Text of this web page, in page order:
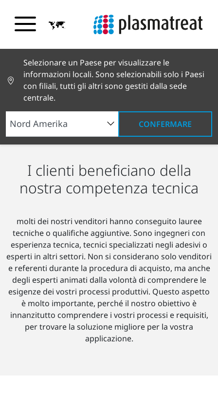
Selezionare un Paese per visualizzare le
informazioni locali. Sono selezionabili solo i Paesi
con filiali, tutti gli altri sono gestiti dalla sede
centrale.
CONFERMARE
I clienti beneficiano della
nostra competenza tecnica
molti dei nostri venditori hanno conseguito lauree
tecniche o qualifiche aggiuntive. Sono ingegneri con
esperienza tecnica, tecnici specializzati negli adesivi o
esperti in altri settori. Non si considerano solo venditori
e referenti durante la procedura di acquisto, ma anche
degli esperti animati dalla volontà di comprendere le
esigenze dei vostri processi produttivi. Questo aspetto
è molto importante, perché il nostro obiettivo è
innanzitutto comprendere i vostri processi e requisiti,
per trovare la soluzione migliore per la vostra
applicazione.